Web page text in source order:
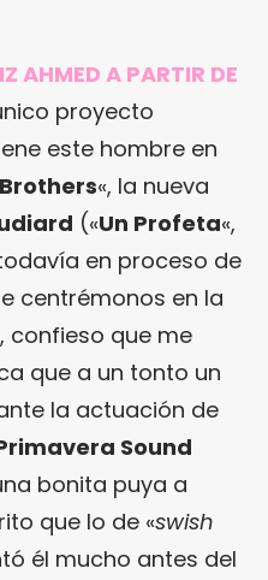
AHMED A PARTIR DE
proyecto
este hombre en
«, la nueva
(«Un Profeta«,
en proceso de
centrémonos en la
confieso que me
que a un tonto un
la actuación de
Sound
bonita puya a
que lo de «swish
él mucho antes del